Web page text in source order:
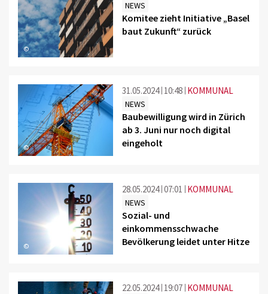
©
NEWS
Komitee zieht Initiative „Basel
baut Zukunft“ zurück
©
31.05.2024 10:48 KOMMUNAL
NEWS
Baubewilligung wird in Zürich
ab 3. Juni nur noch digital
eingeholt
©
28.05.2024 07:01 KOMMUNAL
NEWS
Sozial- und
einkommensschwache
Bevölkerung leidet unter Hitze
22.05.2024 19:07 KOMMUNAL